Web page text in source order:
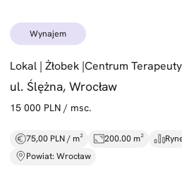
Rynek
Cena od
wynajem
Lokal | Żłobek |Centrum
ul. Ślężna, Wrocław
15 000 PLN / msc.
75,00 PLN / m² 200.00 m²
Powiat: Wrocław